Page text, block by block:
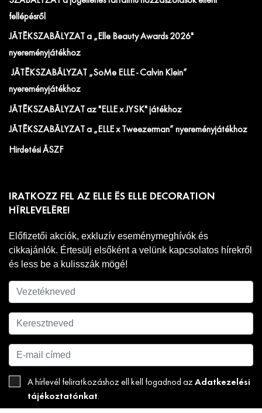
fellépésről
JÁTÉKSZABÁLYZAT a „Elle Beauty Awards 2026"
nyereményjátékhoz
JÁTÉKSZABÁLYZAT „SoMe ELLE - Calvin Klein”
nyereményjátékhoz
JÁTÉKSZABÁLYZAT az "ELLE x JYSK" játékhoz
JÁTÉKSZABÁLYZAT a „ELLE x Tweezerman” nyereményjátékhoz
Hirdetési ÁSZF
IRATKOZZ FEL AZ ELLE ÉS ELLE DECORATION
HÍRLEVELÉRE!
Előfizetői akciók, exkluzív eseménymeghívók és
cikkajánlók. Értesülj elsőként a velünk kapcsolatos hírekről
és less be a kulisszák mögé!
A hírlevél feliratkozáshoz ell kell fogadnod az Adatkezelési
tájékoztatónkat.